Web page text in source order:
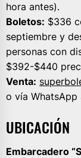
hora antes).
Boletos: $336
septiembre y
personas con
$392-$440
Venta:
o vía WhatsApp
UBICACIÓN
Embarcadero